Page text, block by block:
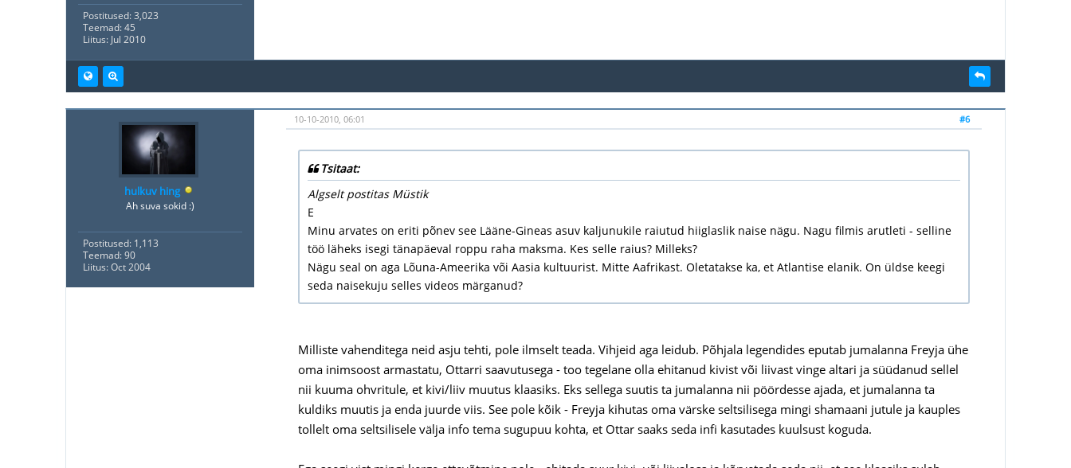
Postitused: 3,023
Teemad: 45
Liitus: Jul 2010
hulkuv hing
Ah suva sokid :)
Postitused: 1,113
Teemad: 90
Liitus: Oct 2004
#6
10-10-2010, 06:01
Tsitaat:
Algselt postitas Müstik
E
Minu arvates on eriti põnev see Lääne-Gineas asuv kaljunukile raiutud hiiglaslik naise nägu. Nagu filmis arutleti - selline
töö läheks isegi tänapäeval roppu raha maksma. Kes selle raius? Milleks?
Nägu seal on aga Lõuna-Ameerika või Aasia kultuurist. Mitte Aafrikast. Oletatakse ka, et Atlantise elanik. On üldse keegi
seda naisekuju selles videos märganud?
Milliste vahenditega neid asju tehti, pole ilmselt teada. Vihjeid aga leidub. Põhjala legendides eputab jumalanna Freyja ühe
oma inimsoost armastatu, Ottarri saavutusega - too tegelane olla ehitanud kivist või liivast vinge altari ja süüdanud sellel
nii kuuma ohvritule, et kivi/liiv muutus klaasiks. Eks sellega suutis ta jumalanna nii pöördesse ajada, et jumalanna ta
kuldiks muutis ja enda juurde viis. See pole kõik - Freyja kihutas oma värske seltsilisega mingi shamaani jutule ja kauples
tollelt oma seltsilisele välja info tema sugupuu kohta, et Ottar saaks seda infi kasutades kuulsust koguda.